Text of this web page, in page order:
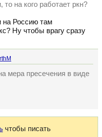
на кого работает ркн?
на Россию там
Ну чтобы врагу сразу
мера пресечения в виде
чтобы писать